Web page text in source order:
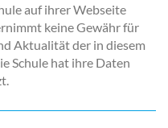
auf ihrer Webseite
keine Gewähr für
Aktualität der in diesem
Schule hat ihre Daten